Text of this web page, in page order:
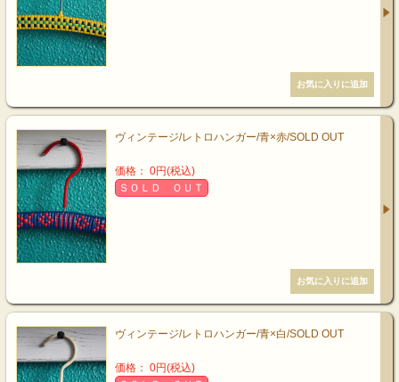
ヴィンテージ/レトロハンガー/青×赤/SOLD OUT
価格： 0円(税込)
ＳＯＬＤ ＯＵＴ
ヴィンテージ/レトロハンガー/青×白/SOLD OUT
価格： 0円(税込)